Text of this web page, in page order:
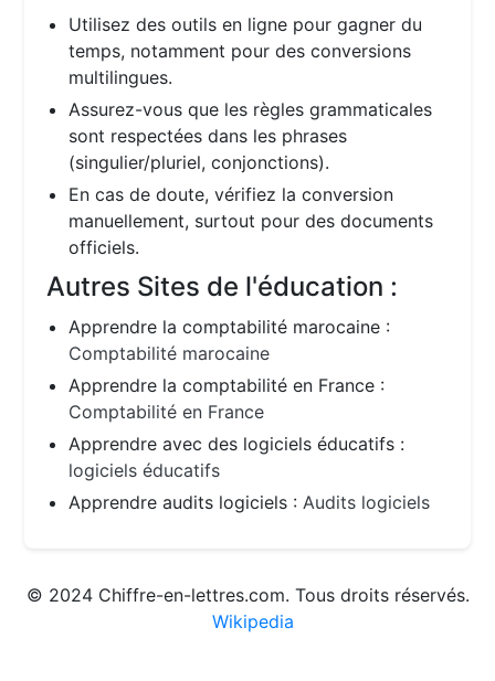
Utilisez des outils en ligne pour gagner du
temps, notamment pour des conversions
multilingues.
Assurez-vous que les règles grammaticales
sont respectées dans les phrases
(singulier/pluriel, conjonctions).
En cas de doute, vérifiez la conversion
manuellement, surtout pour des documents
officiels.
Autres Sites de l'éducation :
Apprendre la comptabilité marocaine :
Comptabilité marocaine
Apprendre la comptabilité en France :
Comptabilité en France
Apprendre avec des logiciels éducatifs :
logiciels éducatifs
Apprendre audits logiciels :Audits logiciels
© 2024 Chiffre-en-lettres.com. Tous droits réservés.
Wikipedia